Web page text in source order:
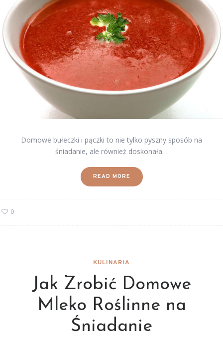
Domowe bułeczki i pączki to nie tylko pyszny sposób na
śniadanie, ale również doskonała…
READ MORE
0
KULINARIA
Jak Zrobić Domowe
Mleko Roślinne na
Śniadanie